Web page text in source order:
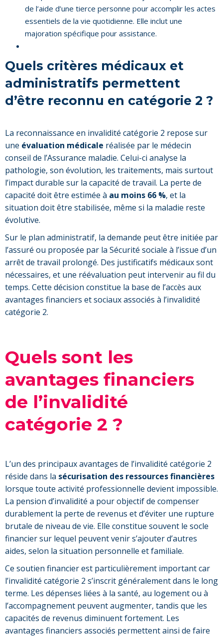
de l’aide d’une tierce personne pour accomplir les actes
essentiels de la vie quotidienne. Elle inclut une
majoration spécifique pour assistance.
Quels critères médicaux et
administratifs permettent
d’être reconnu en catégorie 2 ?
La reconnaissance en invalidité catégorie 2 repose sur
une évaluation médicale réalisée par le médecin
conseil de l’Assurance maladie. Celui-ci analyse la
pathologie, son évolution, les traitements, mais surtout
l’impact durable sur la capacité de travail. La perte de
capacité doit être estimée à au moins 66 %, et la
situation doit être stabilisée, même si la maladie reste
évolutive.
Sur le plan administratif, la demande peut être initiée par
l’assuré ou proposée par la Sécurité sociale à l’issue d’un
arrêt de travail prolongé. Des justificatifs médicaux sont
nécessaires, et une réévaluation peut intervenir au fil du
temps. Cette décision constitue la base de l’accès aux
avantages financiers et sociaux associés à l’invalidité
catégorie 2.
Quels sont les
avantages financiers
de l’invalidité
catégorie 2 ?
L’un des principaux avantages de l’invalidité catégorie 2
réside dans la sécurisation des ressources financières
lorsque toute activité professionnelle devient impossible.
La pension d’invalidité a pour objectif de compenser
durablement la perte de revenus et d’éviter une rupture
brutale de niveau de vie. Elle constitue souvent le socle
financier sur lequel peuvent venir s’ajouter d’autres
aides, selon la situation personnelle et familiale.
Ce soutien financier est particulièrement important car
l’invalidité catégorie 2 s’inscrit généralement dans le long
terme. Les dépenses liées à la santé, au logement ou à
l’accompagnement peuvent augmenter, tandis que les
capacités de revenus diminuent fortement. Les
avantages financiers associés permettent ainsi de faire